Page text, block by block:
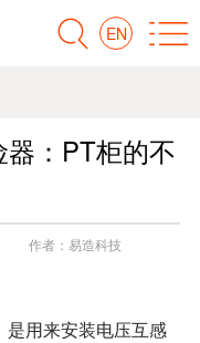
EN
：PT柜的不
作者： 易造科技
是用来安装电压互感